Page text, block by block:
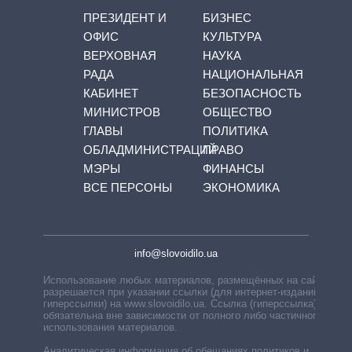
ПРЕЗИДЕНТ И
ОФИС
ВЕРХОВНАЯ
РАДА
КАБИНЕТ
МИНИСТРОВ
ГЛАВЫ
ОБЛАДМИНИСТРАЦИЙ
МЭРЫ
ВСЕ ПЕРСОНЫ
БИЗНЕС
КУЛЬТУРА
НАУКА
НАЦИОНАЛЬНАЯ
БЕЗОПАСНОСТЬ
ОБЩЕСТВО
ПОЛИТИКА
ПРАВО
ФИНАНСЫ
ЭКОНОМИКА
info@slovoidilo.ua
Использование любых материалов, размещённых на сайте,
разрешается при указании ссылки (для интернет-изданий —
гиперссылки) на www.slovoidilo.ua. Ссылка (гиперссылка)
обязательна вне зависимости от полного либо частичного
использования материалов.